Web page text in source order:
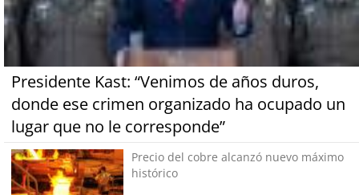
Presidente Kast: “Venimos de años duros,
donde ese crimen organizado ha ocupado un
lugar que no le corresponde”
Precio del cobre alcanzó nuevo máximo
histórico